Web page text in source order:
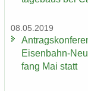
08.05.2019
Eisenbahn-​
fang Mai statt